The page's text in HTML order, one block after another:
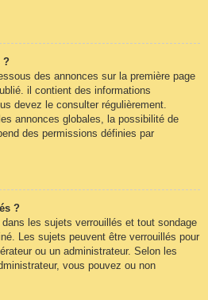
?
des annonces sur la première page
il contient des informations
devez le consulter régulièrement.
annonces globales, la possibilité de
des permissions définies par
?
les sujets verrouillés et tout sondage
Les sujets peuvent être verrouillés pour
ou un administrateur. Selon les
vous pouvez ou non